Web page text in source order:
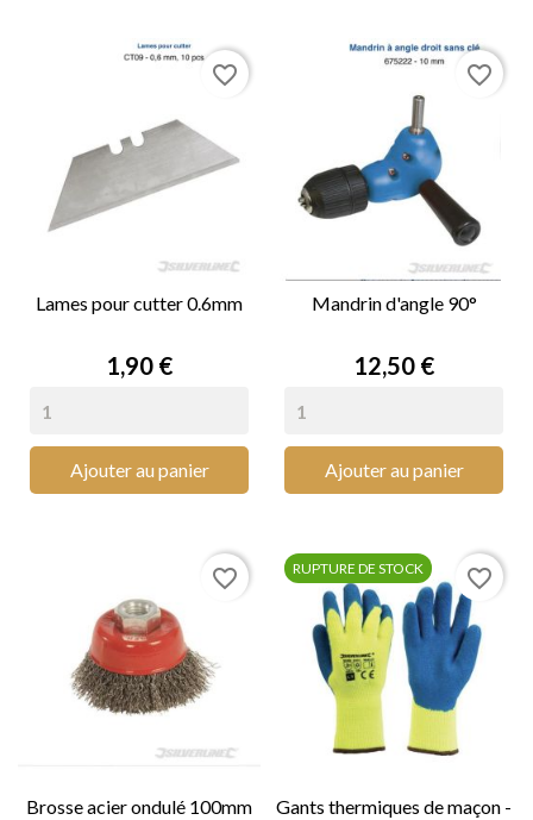
Lames pour cutter 0.6mm
Prix
1,90 €
Ajouter au panier
favorite_border
Mandrin d'angle 90°
Prix
12,50 €
Ajouter au panier
favorite_border
Brosse acier ondulé 100mm
favorite_border
Gants thermiques de maçon -
RUPTURE DE STOCK favorite_border